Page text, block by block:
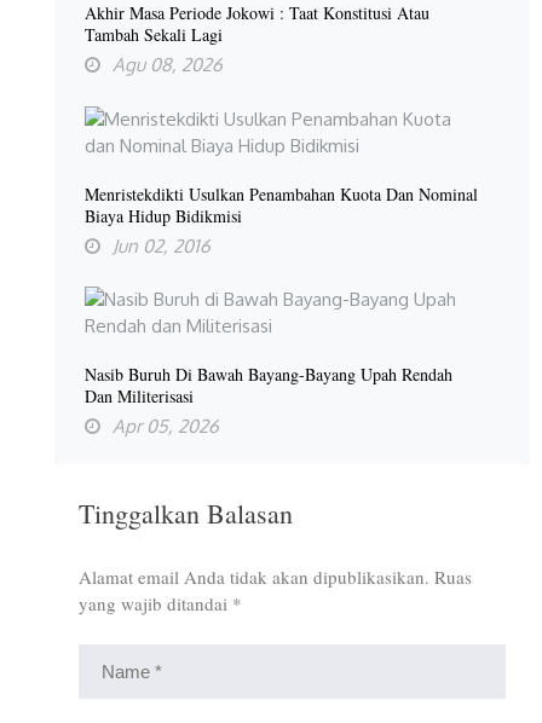
Akhir Masa Periode Jokowi : Taat Konstitusi Atau
Tambah Sekali Lagi
Agu 08, 2026
Menristekdikti Usulkan Penambahan Kuota Dan Nominal
Biaya Hidup Bidikmisi
Jun 02, 2016
Nasib Buruh Di Bawah Bayang-Bayang Upah Rendah
Dan Militerisasi
Apr 05, 2026
Tinggalkan Balasan
Alamat email Anda tidak akan dipublikasikan. Ruas
yang wajib ditandai *